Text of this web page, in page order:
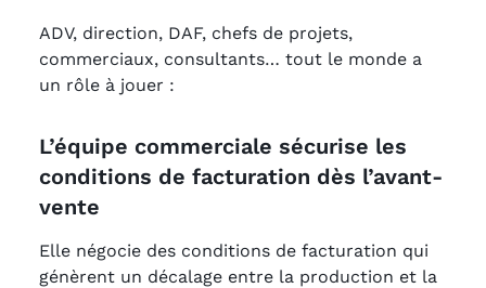
ADV, direction, DAF, chefs de projets,
commerciaux, consultants… tout le monde a
un rôle à jouer :
L’équipe commerciale sécurise les
conditions de facturation dès l’avant-
vente
Elle négocie des conditions de facturation qui
génèrent un décalage entre la production et la